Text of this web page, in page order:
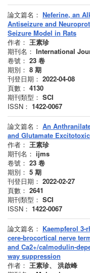
論文篇名： Neferine, an
Antiseizure and
Seizure Model in Rats
作者： 王素珍
期刊名： International
卷號： 23 卷
期別： 8 期
刊登日期： 2022-04-08
頁數： 4130
期刊類型： SCI
ISSN： 1422-0067
論文篇名： An
and Glutamate
作者： 王素珍
期刊名： ijms
卷號： 23 卷
期別： 5 期
刊登日期： 2022-02-27
頁數： 2641
期刊類型： SCI
ISSN： 1422-0067
論文篇名： Kaempferol 3-
cere-brocortical nerve
and Ca2+/calmodulin-
way suppression
作者： 王素珍、 洪啟峰